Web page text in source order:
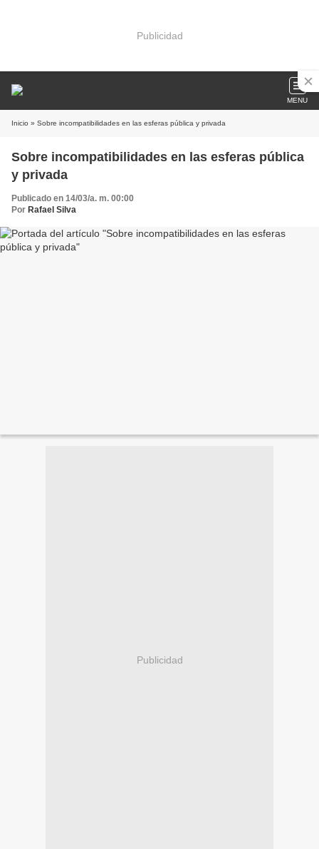
Publicidad
MENU
Inicio » Sobre incompatibilidades en las esferas pública y privada
Sobre incompatibilidades en las esferas pública
y privada
Publicado en 14/03/a. m. 00:00
Por Rafael Silva
Publicidad